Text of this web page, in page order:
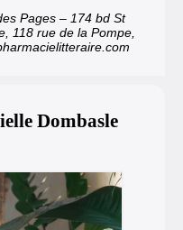
Pages – 174 bd St
118 rue de la Pompe,
Dombasle